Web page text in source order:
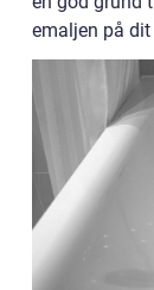
emaljen på